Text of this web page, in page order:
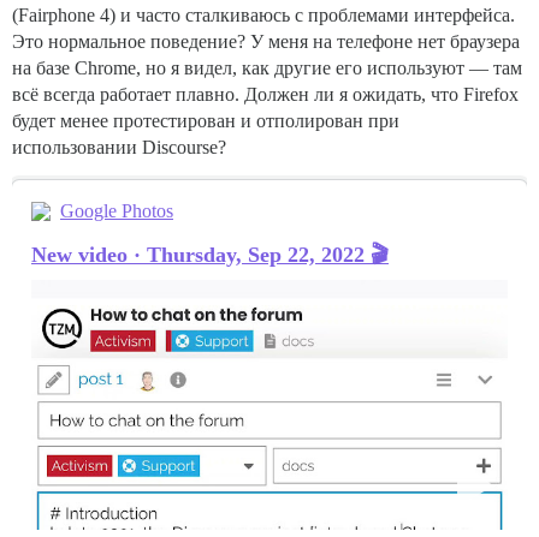
(Fairphone 4) и часто сталкиваюсь с проблемами интерфейса.
Это нормальное поведение? У меня на телефоне нет браузера
на базе Chrome, но я видел, как другие его используют — там
всё всегда работает плавно. Должен ли я ожидать, что Firefox
будет менее протестирован и отполирован при
использовании Discourse?
Google Photos
New video · Thursday, Sep 22, 2022 🎬